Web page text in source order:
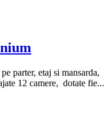
parter, etaj si mansarda,
12 camere, dotate fie...